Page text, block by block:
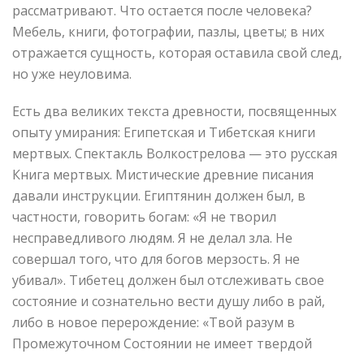
рассматривают. Что остается после человека?
Мебель, книги, фотографии, пазлы, цветы; в них
отражается сущность, которая оставила свой след,
но уже неуловима.
Есть два великих текста древности, посвященных
опыту умирания: Египетская и Тибетская книги
мертвых. Спектакль Волкострелова — это русская
Книга мертвых. Мистические древние писания
давали инструкции. Египтянин должен был, в
частности, говорить богам: «Я не творил
несправедливого людям. Я не делал зла. Не
совершал того, что для богов мерзость. Я не
убивал». Тибетец должен был отслеживать свое
состояние и сознательно вести душу либо в рай,
либо в новое перерождение: «Твой разум в
Промежуточном Состоянии не имеет твердой